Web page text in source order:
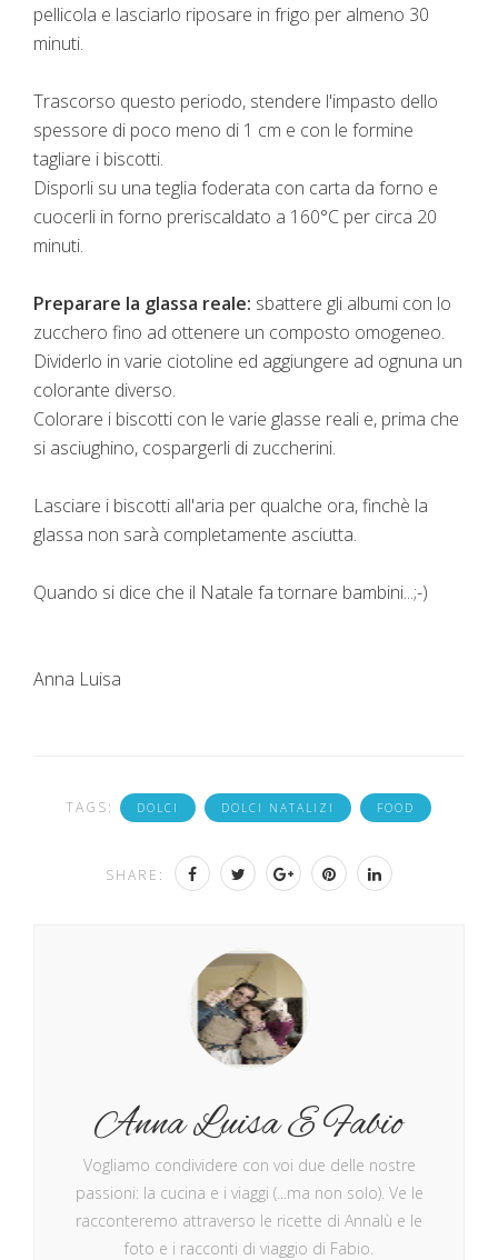
pellicola e lasciarlo riposare in frigo per almeno 30
minuti.
Trascorso questo periodo, stendere l'impasto dello
spessore di poco meno di 1 cm e con le formine
tagliare i biscotti.
Disporli su una teglia foderata con carta da forno e
cuocerli in forno preriscaldato a 160°C per circa 20
minuti.
Preparare la glassa reale: sbattere gli albumi con lo
zucchero fino ad ottenere un composto omogeneo.
Dividerlo in varie ciotoline ed aggiungere ad ognuna un
colorante diverso.
Colorare i biscotti con le varie glasse reali e, prima che
si asciughino, cospargerli di zuccherini.
Lasciare i biscotti all'aria per qualche ora, finchè la
glassa non sarà completamente asciutta.
Quando si dice che il Natale fa tornare bambini...;-)
Anna Luisa
TAGS: DOLCI DOLCI NATALIZI FOOD
SHARE:
Anna Luisa E Fabio
Vogliamo condividere con voi due delle nostre
passioni: la cucina e i viaggi (...ma non solo). Ve le
racconteremo attraverso le ricette di Annalù e le
foto e i racconti di viaggio di Fabio.